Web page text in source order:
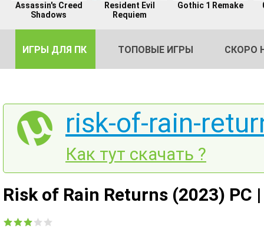
Assassin's Creed
Shadows
Resident Evil
Requiem
Gothic 1 Remake
ИГРЫ ДЛЯ ПК ТОПОВЫЕ ИГРЫ СКОРО
risk-of-rain-
Как тут скачать ?
Risk of Rain Returns (2023) PC